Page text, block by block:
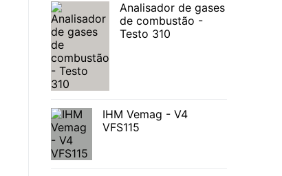
Analisador de gases
de combustão -
Testo 310
IHM Vemag - V4
VFS115